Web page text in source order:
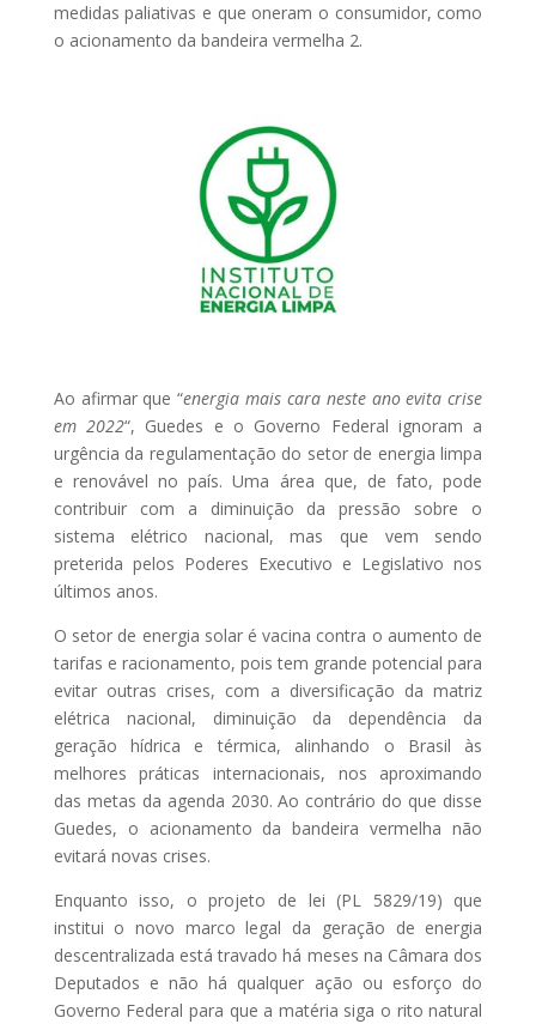
medidas paliativas e que oneram o consumidor, como
o acionamento da bandeira vermelha 2.
Ao afirmar que “energia mais cara neste ano evita crise
em 2022“, Guedes e o Governo Federal ignoram a
urgência da regulamentação do setor de energia limpa
e renovável no país. Uma área que, de fato, pode
contribuir com a diminuição da pressão sobre o
sistema elétrico nacional, mas que vem sendo
preterida pelos Poderes Executivo e Legislativo nos
últimos anos.
O setor de energia solar é vacina contra o aumento de
tarifas e racionamento, pois tem grande potencial para
evitar outras crises, com a diversificação da matriz
elétrica nacional, diminuição da dependência da
geração hídrica e térmica, alinhando o Brasil às
melhores práticas internacionais, nos aproximando
das metas da agenda 2030. Ao contrário do que disse
Guedes, o acionamento da bandeira vermelha não
evitará novas crises.
Enquanto isso, o projeto de lei (PL 5829/19) que
institui o novo marco legal da geração de energia
descentralizada está travado há meses na Câmara dos
Deputados e não há qualquer ação ou esforço do
Governo Federal para que a matéria siga o rito natural